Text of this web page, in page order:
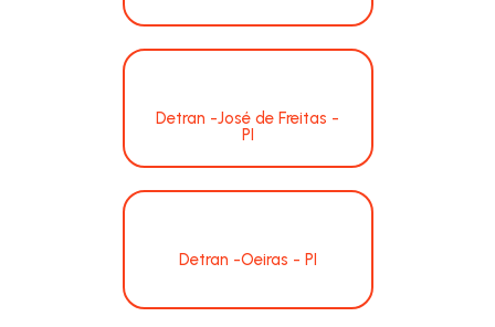
Detran -José de Freitas -
PI
Detran -Oeiras - PI